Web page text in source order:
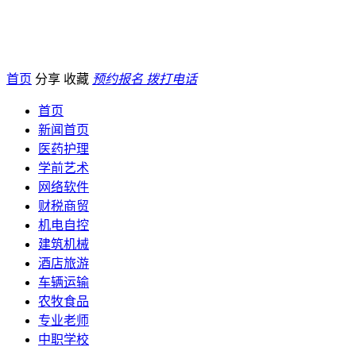
首页 分享 收藏 预约报名 拨打电话
首页
新闻首页
医药护理
学前艺术
网络软件
财税商贸
机电自控
建筑机械
酒店旅游
车辆运输
农牧食品
专业老师
中职学校